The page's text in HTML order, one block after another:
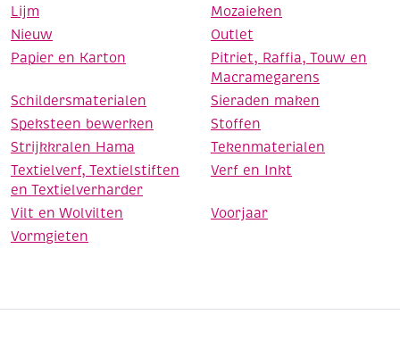
Lijm
Mozaieken
Nieuw
Outlet
Papier en Karton
Pitriet, Raffia, Touw en
Macramegarens
Schildersmaterialen
Sieraden maken
Speksteen bewerken
Stoffen
Strijkkralen Hama
Tekenmaterialen
Textielverf, Textielstiften
en Textielverharder
Verf en Inkt
Vilt en Wolvilten
Voorjaar
Vormgieten